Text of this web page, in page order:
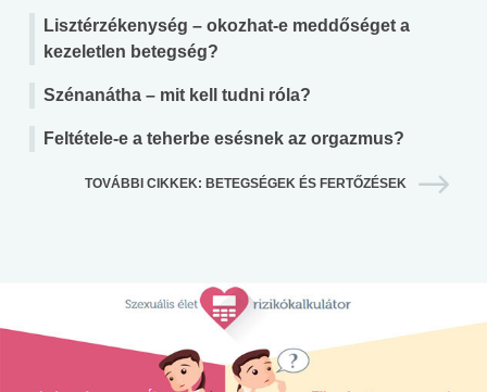
Lisztérzékenység – okozhat-e meddőséget a
kezeletlen betegség?
Szénanátha – mit kell tudni róla?
Feltétele-e a teherbe esésnek az orgazmus?
TOVÁBBI CIKKEK: BETEGSÉGEK ÉS FERTŐZÉSEK